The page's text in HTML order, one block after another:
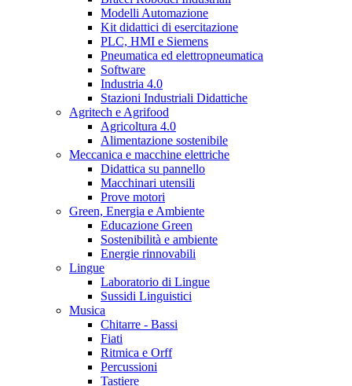
Modelli Automazione
Kit didattici di esercitazione
PLC, HMI e Siemens
Pneumatica ed elettropneumatica
Software
Industria 4.0
Stazioni Industriali Didattiche
Agritech e Agrifood
Agricoltura 4.0
Alimentazione sostenibile
Meccanica e macchine elettriche
Didattica su pannello
Macchinari utensili
Prove motori
Green, Energia e Ambiente
Educazione Green
Sostenibilità e ambiente
Energie rinnovabili
Lingue
Laboratorio di Lingue
Sussidi Linguistici
Musica
Chitarre - Bassi
Fiati
Ritmica e Orff
Percussioni
Tastiere